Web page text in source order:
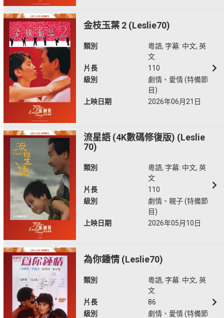
金枝玉葉 2 (Leslie70)
類別
粵語, 字幕: 中文, 英
文
片長
110
級別
劇情、愛情 (特備節
目)
上映日期
2026年06月21日
流星語 (4K數碼修復版) (Leslie
70)
類別
粵語, 字幕: 中文, 英
文
片長
110
級別
劇情、親子 (特備節
目)
上映日期
2026年05月10日
為你鍾情 (Leslie70)
類別
粵語, 字幕: 中文, 英
文
片長
86
級別
劇情、愛情 (特備節